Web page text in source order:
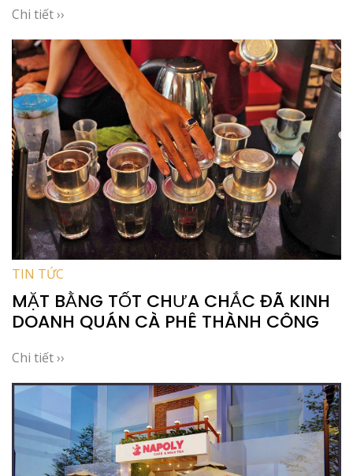
Chi tiết ››
TIN TỨC
MẶT BẰNG TỐT CHƯA CHẮC ĐÃ KINH
DOANH QUÁN CÀ PHÊ THÀNH CÔNG
Chi tiết ››